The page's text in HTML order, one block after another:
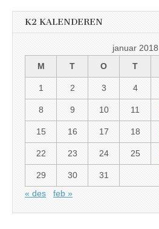
K2 KALENDEREN
januar 2018
M
T O T
1 2 3 4
8 9 10 11
15 16 17 18
22 23 24 25
29 30
31
« des
feb »